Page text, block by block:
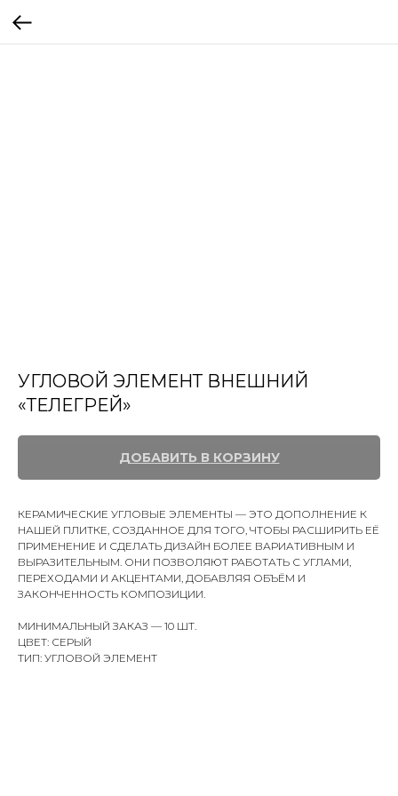
УГЛОВОЙ ЭЛЕМЕНТ ВНЕШНИЙ
«ТЕЛЕГРЕЙ»
ДОБАВИТЬ В КОРЗИНУ
КЕРАМИЧЕСКИЕ УГЛОВЫЕ ЭЛЕМЕНТЫ — ЭТО ДОПОЛНЕНИЕ К
НАШЕЙ ПЛИТКЕ, СОЗДАННОЕ ДЛЯ ТОГО, ЧТОБЫ РАСШИРИТЬ ЕЁ
ПРИМЕНЕНИЕ И СДЕЛАТЬ ДИЗАЙН БОЛЕЕ ВАРИАТИВНЫМ И
ВЫРАЗИТЕЛЬНЫМ. ОНИ ПОЗВОЛЯЮТ РАБОТАТЬ С УГЛАМИ,
ПЕРЕХОДАМИ И АКЦЕНТАМИ, ДОБАВЛЯЯ ОБЪЁМ И
ЗАКОНЧЕННОСТЬ КОМПОЗИЦИИ.
МИНИМАЛЬНЫЙ ЗАКАЗ — 10 ШТ.
ЦВЕТ: СЕРЫЙ
ТИП: УГЛОВОЙ ЭЛЕМЕНТ